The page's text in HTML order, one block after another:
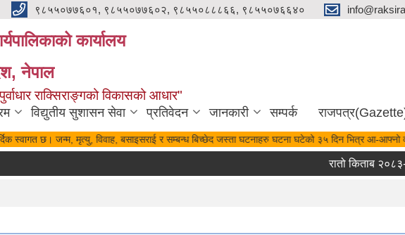
९८५५०७७६०१, ९८५५०७७६०२, ९८५५०८८८६६, ९८५५०७६६४०
कार्यालय
नेपाल
राक्सिराङ्गको विकासको आधार"
विद्युतीय सुशासन सेवा प्रतिवेदन जानकारी सम्पर्क
स्वागत छ। जन्म, मृत्यु, विवाह, बसाइसराई र सम्बन्ध बिच्छेद जस्ता घटनाहरु घटना घटेको ३५ दिन भित्र आ-आफ्नो
रातो किताब २०८३-